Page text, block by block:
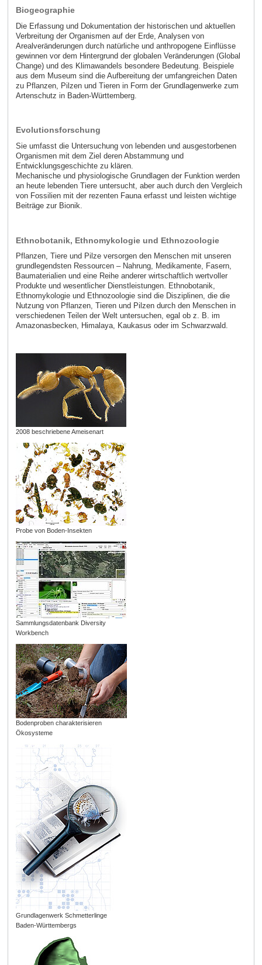
Biogeographie
Die Erfassung und Dokumentation der historischen und aktuellen
Verbreitung der Organismen auf der Erde, Analysen von
Arealveränderungen durch natürliche und anthropogene Einflüsse
gewinnen vor dem Hintergrund der globalen Veränderungen (Global
Change) und des Klimawandels besondere Bedeutung. Beispiele
aus dem Museum sind die Aufbereitung der umfangreichen Daten
zu Pflanzen, Pilzen und Tieren in Form der Grundlagenwerke zum
Artenschutz in Baden-Württemberg.
Evolutionsforschung
Sie umfasst die Untersuchung von lebenden und ausgestorbenen
Organismen mit dem Ziel deren Abstammung und
Entwicklungsgeschichte zu klären.
Mechanische und physiologische Grundlagen der Funktion werden
an heute lebenden Tiere untersucht, aber auch durch den Vergleich
von Fossilien mit der rezenten Fauna erfasst und leisten wichtige
Beiträge zur Bionik.
Ethnobotanik, Ethnomykologie und Ethnozoologie
Pflanzen, Tiere und Pilze versorgen den Menschen mit unseren
grundlegendsten Ressourcen – Nahrung, Medikamente, Fasern,
Baumaterialien und eine Reihe anderer wirtschaftlich wertvoller
Produkte und wesentlicher Dienstleistungen. Ethnobotanik,
Ethnomykologie und Ethnozoologie sind die Disziplinen, die die
Nutzung von Pflanzen, Tieren und Pilzen durch den Menschen in
verschiedenen Teilen der Welt untersuchen, egal ob z. B. im
Amazonasbecken, Himalaya, Kaukasus oder im Schwarzwald.
2008 beschriebene Ameisenart
Probe von Boden-Insekten
Sammlungsdatenbank Diversity
Workbench
Bodenproben charakterisieren
Ökosysteme
Grundlagenwerk Schmetterlinge
Baden-Württembergs